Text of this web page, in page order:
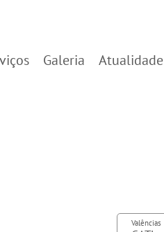
Galeria Atualidade
Valências